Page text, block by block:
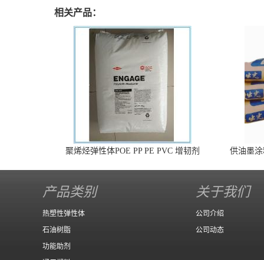
相关产品：
聚烯烃弹性体POE PP PE PVC 增韧剂 供油墨
产品类别
热塑性弹性体
石油树脂
功能助剂
关于我们
公司介绍
公司动态